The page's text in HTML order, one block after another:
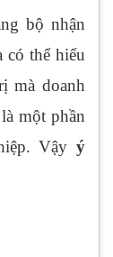
bộ nhận
có thể hiểu
mà doanh
một phần
Vậy ý